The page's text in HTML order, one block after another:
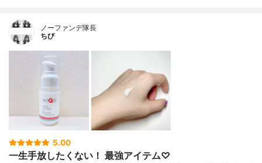
ノーファンデ隊長
ちび
5.00
一生手放したくない！ 最強アイテム♡